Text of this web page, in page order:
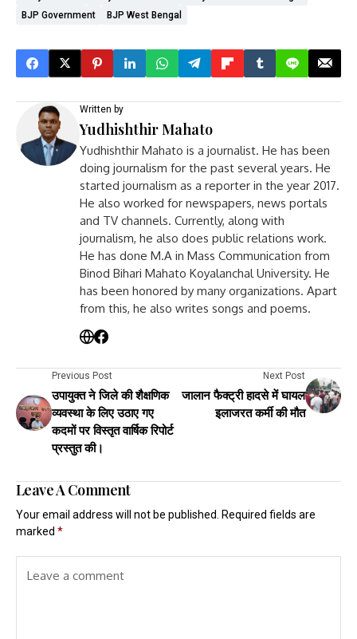
BJP Government
BJP West Bengal
Written by
Yudhishthir Mahato
Yudhishthir Mahato is a journalist. He has been
doing journalism for the past several years. He
started journalism as a reporter in the year 2017.
He also worked for newspapers, news portals
and TV channels. Currently, along with
journalism, he also does public relations work.
He has done M.A in Mass Communication from
Binod Bihari Mahato Koyalanchal University. He
has been honored by many organizations. Apart
from this, he also writes songs and poems.
Previous Post
उपायुक्त ने जिले की शैक्षणिक
व्यवस्था के लिए उठाए गए
कदमों पर विस्तृत वार्षिक रिपोर्ट
प्रस्तुत की।
Next Post
जालान फैक्ट्री हादसे में घायल
इलाजरत कर्मी की मौत
Leave A Comment
Your email address will not be published. Required fields are
marked *